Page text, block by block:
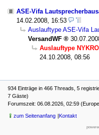
ASE-Vifa
14.02.2008, 16:53
Auslauftype ASE-Vifa
VersandWF
Auslauftype
24.10.2008, 08:56
934 Einträge in 466 Threads, 5
7 Gäste)
Forumszeit: 06.08.2026, 02:59
zum Seitenanfang Kontakt